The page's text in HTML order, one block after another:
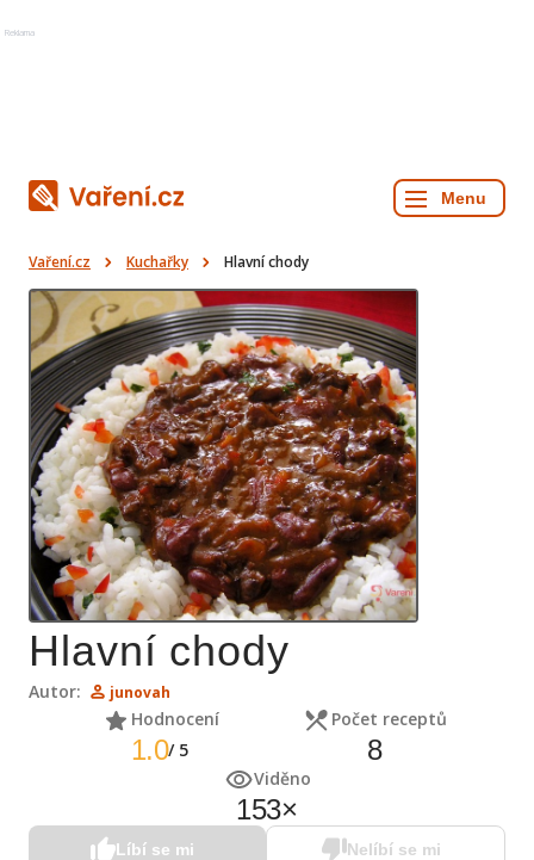
Reklama
Vaření.cz Kuchařky Hlavní chody
Hlavní chody
Autor: junovah
Hodnocení
1.0/ 5
Počet receptů
8
Viděno
153×
Líbí se mi Nelíbí se mi